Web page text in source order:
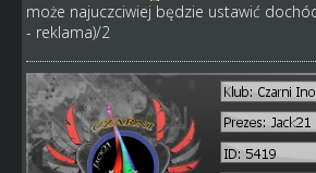
może najuczciwiej będzie ustawić
- reklama)/2